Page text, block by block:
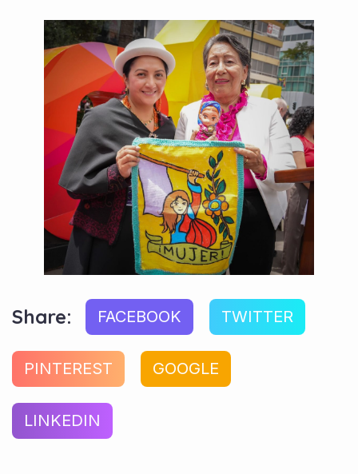
Share: FACEBOOK TWITTER
PINTEREST GOOGLE
LINKEDIN